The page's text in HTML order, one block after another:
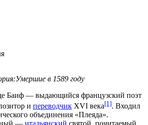
в 1589 году
Баиф — выдающийся французский поэт
и переводчик XVI века[1]. Входил
объединения «Плеяда».